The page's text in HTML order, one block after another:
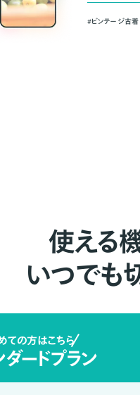
#ビンテージ古
使える
いつでも
ての方はこちら
ードプラン